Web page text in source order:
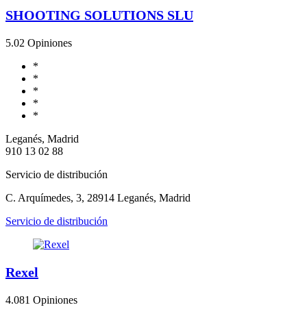
SHOOTING SOLUTIONS SLU
5.02 Opiniones
*
*
*
*
*
Leganés, Madrid
910 13 02 88
Servicio de distribución
C. Arquímedes, 3, 28914 Leganés, Madrid
Servicio de distribución
Rexel
4.081 Opiniones